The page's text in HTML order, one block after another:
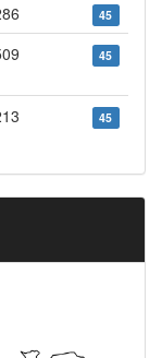
45
45
45